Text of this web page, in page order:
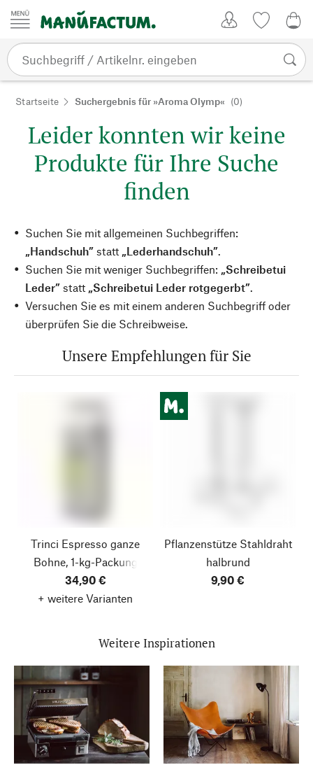
Zum Inhalt springen
Startseite Suchergebnis für »Aroma Olymp« (0)
Leider konnten wir keine
Produkte für Ihre Suche
finden
Suchen Sie mit allgemeinen Suchbegriffen:
„Handschuh” statt „Lederhandschuh”.
Suchen Sie mit weniger Suchbegriffen: „Schreibetui
Leder” statt „Schreibetui Leder rotgegerbt”.
Versuchen Sie es mit einem anderen Suchbegriff oder
überprüfen Sie die Schreibweise.
Unsere Empfehlungen für Sie
Trinci Espresso ganze
Bohne, 1-kg-Packung
34,90 €
+ weitere Varianten
Pflanzenstütze Stahldraht
halbrund
9,90 €
Weitere Inspirationen